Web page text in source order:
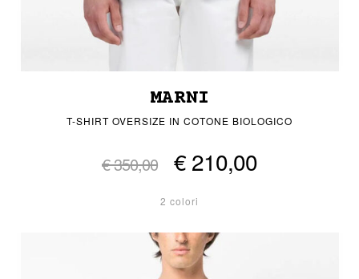
MARNI
T-SHIRT OVERSIZE IN COTONE BIOLOGICO
€ 350,00 € 210,00
2 colori